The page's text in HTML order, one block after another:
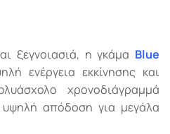
ξεγνοιασιά, η γκάμα Blue
ενέργεια εκκίνησης και
χρονοδιάγραμμά
απόδοση για μεγάλα